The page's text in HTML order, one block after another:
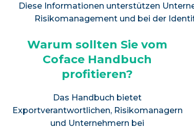
Diese Informationen unterstützen
Risikomanagement und bei der
Warum sollten Sie vom
Coface Handbuch
profitieren?
Das Handbuch bietet
Exportverantwortlichen, Risikomanagern
und Unternehmern bei